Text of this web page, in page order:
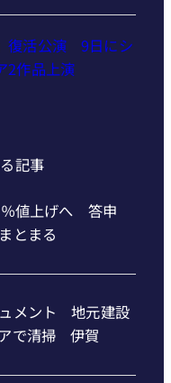
復活公演 9日にシ
2作品上演
記事